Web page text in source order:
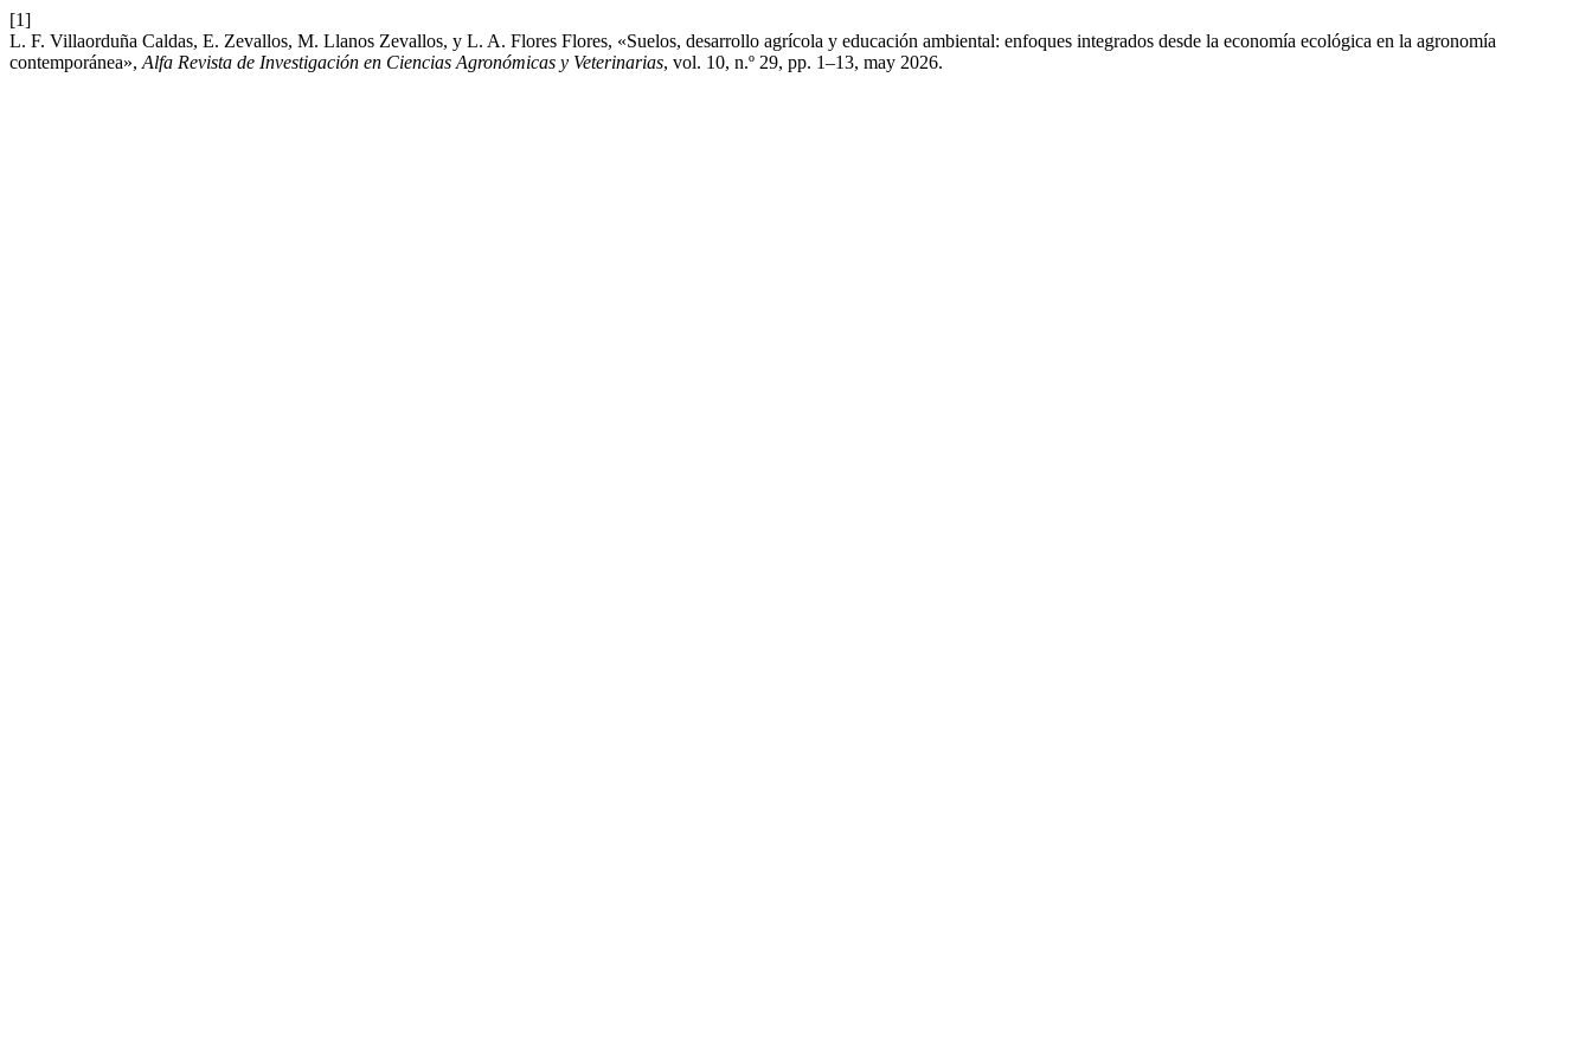
[1]
L. F. Villaorduña Caldas, E. Zevallos, M. Llanos Zevallos, y L. A. Flores Flores, «Suelos, desarrollo agrícola y educación ambiental: enfoques integrados desde la economía ecológica en la agronomía
contemporánea», Alfa Revista de Investigación en Ciencias Agronómicas y Veterinarias, vol. 10, n.º 29, pp. 1–13, may 2026.